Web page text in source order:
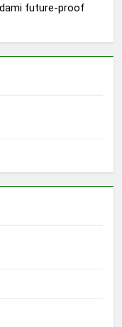
future-proof